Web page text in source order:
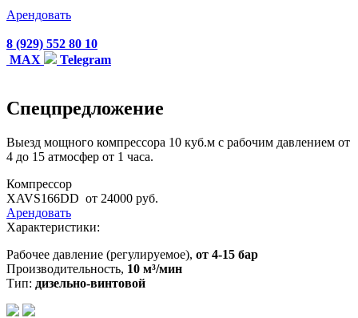
Арендовать
8 (929) 552 80 10
MAX
Telegram
Спецпредложение
Выезд мощного компрессора 10 куб.м с рабочим давлением от
4 до 15 атмосфер от 1 часа.
Компрессор
XAVS166DD от 24000 руб.
Арендовать
Характеристики:
Рабочее давление (регулируемое), от 4-15 бар
Производительность, 10 м³/мин
Тип: дизельно-винтовой